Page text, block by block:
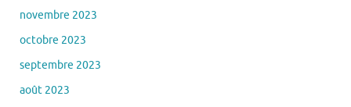
novembre 2023
octobre 2023
septembre 2023
août 2023